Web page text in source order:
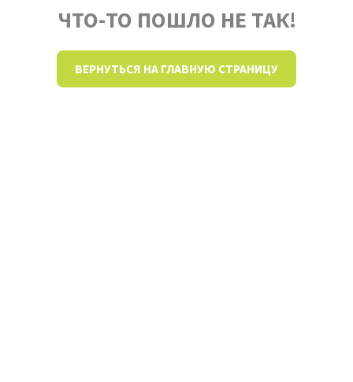
ЧТО-ТО ПОШЛО НЕ ТАК!
ВЕРНУТЬСЯ НА ГЛАВНУЮ СТРАНИЦУ